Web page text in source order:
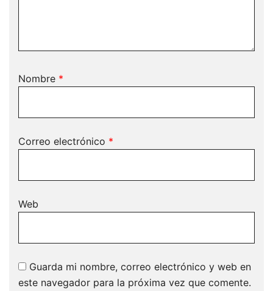
Nombre *
Correo electrónico *
Web
Guarda mi nombre, correo electrónico y web en
este navegador para la próxima vez que comente.